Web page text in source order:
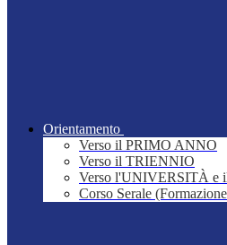
Orientamento
Verso il PRIMO ANNO
Verso il TRIENNIO
Verso l'UNIVERSITÀ
Corso Serale